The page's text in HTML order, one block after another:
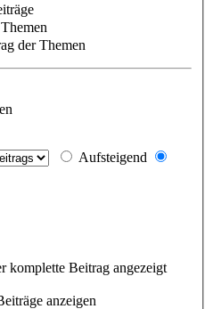
der Themen
Aufsteigend
komplette Beitrag angezeigt
anzeigen